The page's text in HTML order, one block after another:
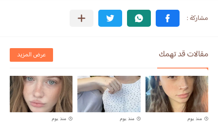
مقالات قد تهمك عرض المزيد
منذ يوم منذ يوم منذ يوم